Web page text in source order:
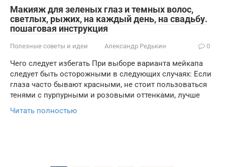
Макияж для зеленых глаз и темных волос,
светлых, рыжих, на каждый день, на свадьбу.
пошаговая инструкция
Полезные советы и идеи Александр Редькин 0
Чего следует избегать При выборе варианта мейкапа
следует быть осторожными в следующих случаях: Если
глаза часто бывают красными, не стоит пользоваться
тенями с пурпурными и розовыми оттенками, лучше
Читать полностью